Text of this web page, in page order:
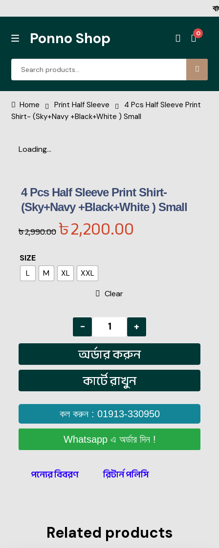
Ponno Shop 0
Denim Single Pocket Coller Shirt
Print Half Sleeve
Home Print Half Sleeve
4 Pcs Half Sleeve Print
Shirt- (Sky+Navy +Black+White ) Small
Loading...
4 Pcs Half Sleeve Print Shirt-
(Sky+Navy +Black+White ) Small
৳2,990.00৳2,200.00
SIZE
L
M XL
XXL
Clear
- +
অর্ডার করুন
কার্টে রাখুন
কল করুন : 01913-330950
Whatsapp এ অর্ডার দিন !
পন্যের বিবরণ রিটার্ন পলিসি
Related products